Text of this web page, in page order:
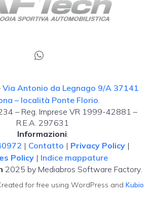
Via Antonio da Legnago 9/A 37141
– località Ponte Florio.
– Reg. Imprese VR 1999-42881 –
R.E.A. 297631
Informazioni:
| Contatto | Privacy Policy |
Policy | Indice mappature
2025 by Mediabros Software Factory.
for free using WordPress and Kubio